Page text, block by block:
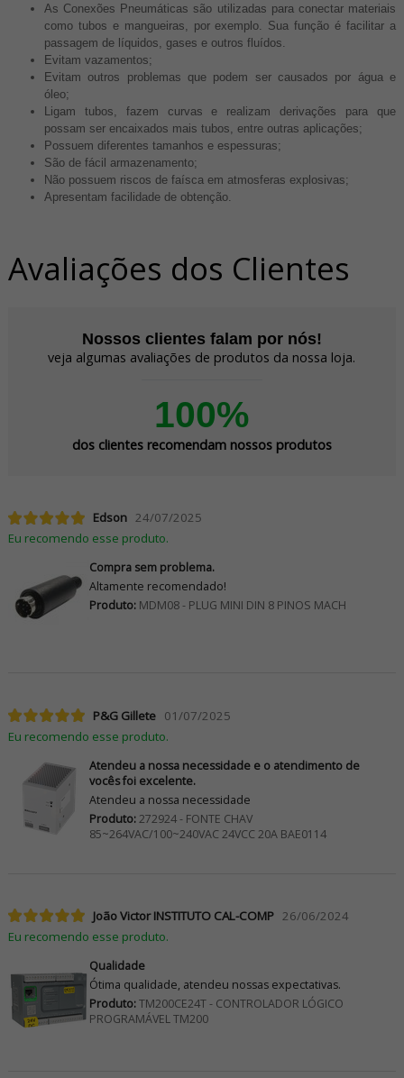
As Conexões Pneumáticas são utilizadas ​​para conectar materiais
como tubos e mangueiras, por exemplo. Sua função é facilitar a
passagem de líquidos, gases e outros fluídos.
Evitam vazamentos;
Evitam outros problemas que podem ser causados por água e
óleo;
Ligam tubos, fazem curvas e realizam derivações para que
possam ser encaixados mais tubos, entre outras aplicações;
Possuem diferentes tamanhos e espessuras;
São de fácil armazenamento;
Não possuem riscos de faísca em atmosferas explosivas;
Apresentam facilidade de obtenção.
Avaliações dos Clientes
Nossos clientes falam por nós!
veja algumas avaliações de produtos da nossa loja.
100%
dos clientes recomendam nossos produtos
Edson 24/07/2025
Eu recomendo esse produto.
Compra sem problema.
Altamente recomendado!
Produto:MDM08 - PLUG MINI DIN 8 PINOS MACH
P&G Gillete 01/07/2025
Eu recomendo esse produto.
Atendeu a nossa necessidade e o atendimento de
vocês foi excelente.
Atendeu a nossa necessidade
Produto:272924 - FONTE CHAV
85~264VAC/100~240VAC 24VCC 20A BAE0114
João Victor INSTITUTO CAL-COMP 26/06/2024
Eu recomendo esse produto.
Qualidade
Ótima qualidade, atendeu nossas expectativas.
Produto:TM200CE24T - CONTROLADOR LÓGICO
PROGRAMÁVEL TM200